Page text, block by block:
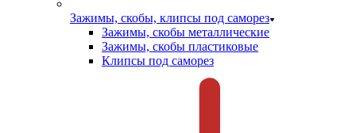
Зажимы, скобы, клипсы под саморез
Зажимы, скобы металлические
Зажимы, скобы пластиковые
Клипсы под саморез